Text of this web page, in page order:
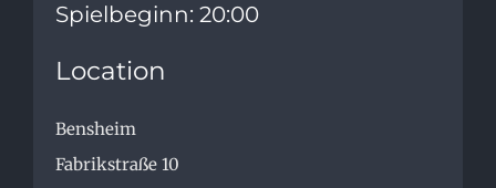
Spielbeginn: 20:00
Location
Bensheim
Fabrikstraße 10